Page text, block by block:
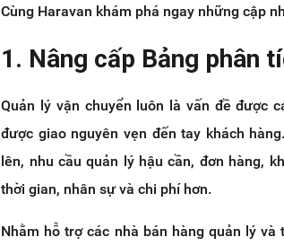
Cùng Haravan khám phá ngay những cập
1. Nâng cấp Bảng phân
Quản lý vận chuyển luôn là vấn đề được
được giao nguyên vẹn đến tay khách
lên, nhu cầu quản lý hậu cần, đơn hàng,
thời gian, nhân sự và chi phí hơn.
Nhằm hỗ trợ các nhà bán hàng quản lý